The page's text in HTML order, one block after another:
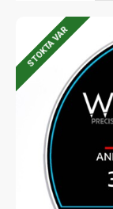
STOKTA VAR